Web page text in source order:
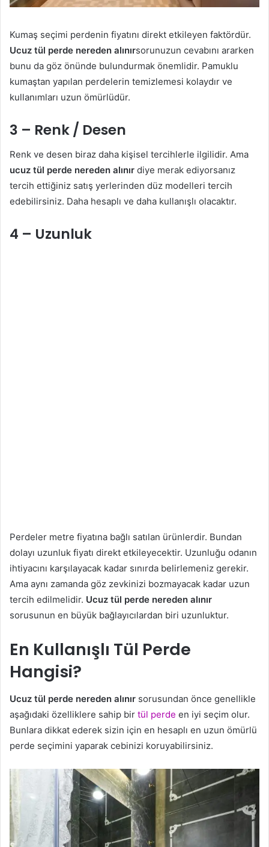
Kumaş seçimi perdenin fiyatını direkt etkileyen faktördür.
Ucuz tül perde nereden alınırsorunuzun cevabını ararken
bunu da göz önünde bulundurmak önemlidir. Pamuklu
kumaştan yapılan perdelerin temizlemesi kolaydır ve
kullanımları uzun ömürlüdür.
3 – Renk / Desen
Renk ve desen biraz daha kişisel tercihlerle ilgilidir. Ama
ucuz tül perde nereden alınır diye merak ediyorsanız
tercih ettiğiniz satış yerlerinden düz modelleri tercih
edebilirsiniz. Daha hesaplı ve daha kullanışlı olacaktır.
4 – Uzunluk
Perdeler metre fiyatına bağlı satılan ürünlerdir. Bundan
dolayı uzunluk fiyatı direkt etkileyecektir. Uzunluğu odanın
ihtiyacını karşılayacak kadar sınırda belirlemeniz gerekir.
Ama aynı zamanda göz zevkinizi bozmayacak kadar uzun
tercih edilmelidir. Ucuz tül perde nereden alınır
sorusunun en büyük bağlayıcılardan biri uzunluktur.
En Kullanışlı Tül Perde
Hangisi?
Ucuz tül perde nereden alınır sorusundan önce genellikle
aşağıdaki özelliklere sahip bir tül perde en iyi seçim olur.
Bunlara dikkat ederek sizin için en hesaplı en uzun ömürlü
perde seçimini yaparak cebinizi koruyabilirsiniz.